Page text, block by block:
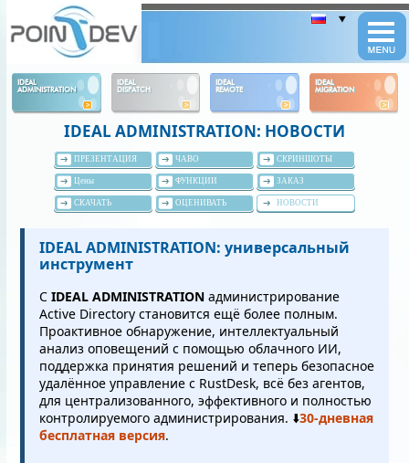
IDEAL
ADMINISTRATION
IDEAL
DISPATCH
IDEAL
REMOTE
IDEAL
MIGRATION
IDEAL ADMINISTRATION: НОВОСТИ
ПРЕЗЕНТАЦИЯ ЧАВО СКРИНШОТЫ
Цены ФУНКЦИИ ЗАКАЗ
СКАЧАТЬ ОЦЕНИВАТЬ НОВОСТИ
IDEAL ADMINISTRATION: универсальный
инструмент
С IDEAL ADMINISTRATION администрирование
Active Directory становится ещё более полным.
Проактивное обнаружение, интеллектуальный
анализ оповещений с помощью облачного ИИ,
поддержка принятия решений и теперь безопасное
удалённое управление с RustDesk, всё без агентов,
для централизованного, эффективного и полностью
контролируемого администрирования. ⬇️30-дневная
бесплатная версия.
Panneau de gestion des cookies